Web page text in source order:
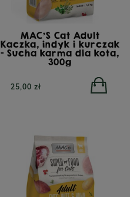
MAC'S Cat Adult
Kaczka, indyk i kurczak
- Sucha karma dla kota,
300g
25,00 zł